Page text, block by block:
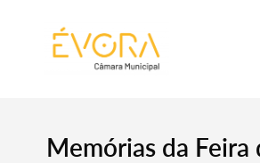
Memórias da Feira